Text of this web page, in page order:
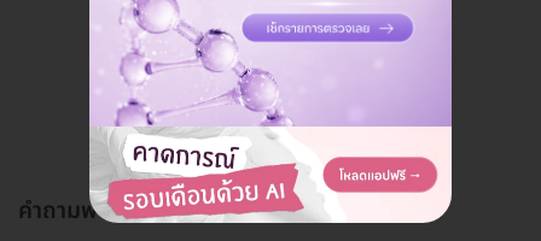
ดูรีวิวทั้งหมด
คำถามพบบ่อย